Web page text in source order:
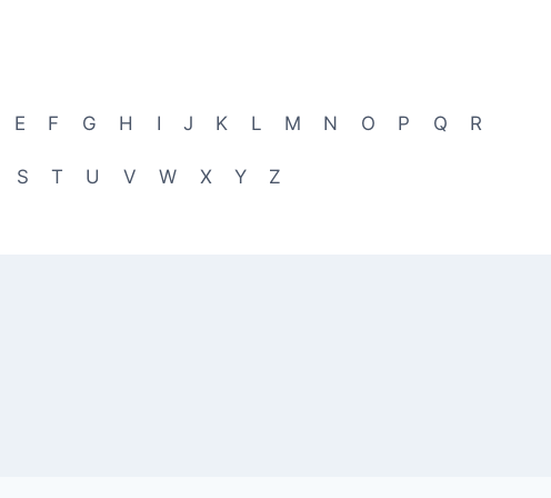
E F G H I J K L M N O P Q R
S T U V W X Y Z